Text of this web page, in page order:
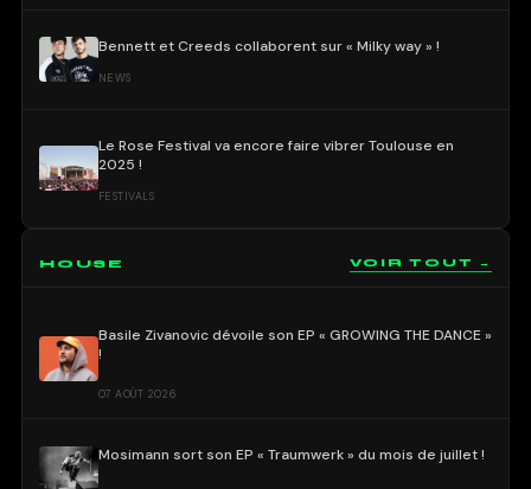
Bennett et Creeds collaborent sur « Milky way » !
NEWS
Le Rose Festival va encore faire vibrer Toulouse en
2025 !
FESTIVALS
HOUSE VOIR TOUT →
Basile Zivanovic dévoile son EP « GROWING THE DANCE »
!
07 AOÛT 2026
Mosimann sort son EP « Traumwerk » du mois de juillet !